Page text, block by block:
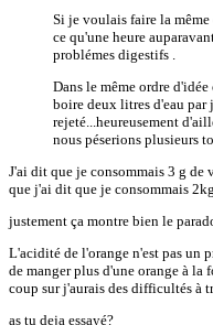
Si je voulais faire la
ce qu'une heure
problémes digestifs .
Dans le même ordre
boire deux litres d'eau
rejeté...heureusement
nous péserions plusieurs
J'ai dit que je consommais 3 g
que j'ai dit que je consommais
justement ça montre bien le
L'acidité de l'orange n'est pas un
de manger plus d'une orange à la
coup sur j'aurais des difficultés à
as tu deja essayé?